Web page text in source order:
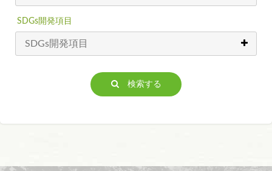
SDGs開発項目
検索する